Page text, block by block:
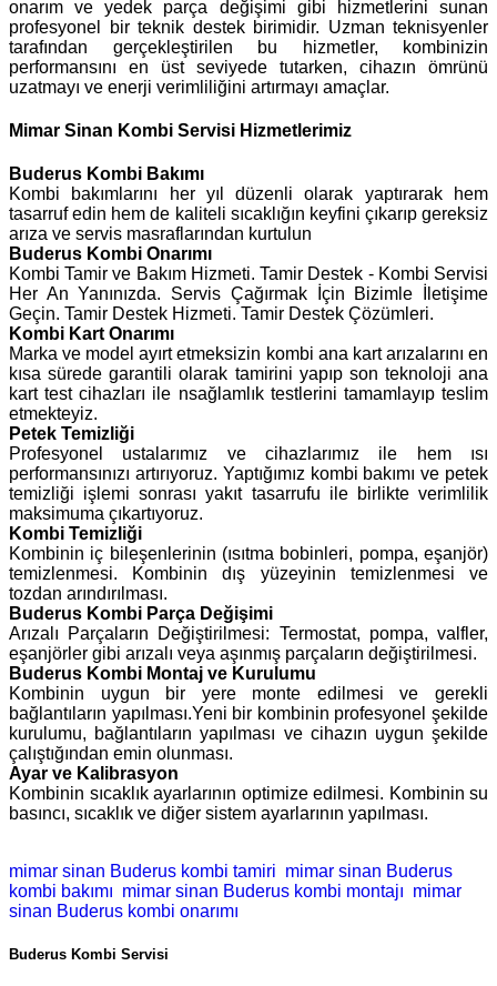
onarım ve yedek parça değişimi gibi hizmetlerini sunan
profesyonel bir teknik destek birimidir. Uzman teknisyenler
tarafından gerçekleştirilen bu hizmetler, kombinizin
performansını en üst seviyede tutarken, cihazın ömrünü
uzatmayı ve enerji verimliliğini artırmayı amaçlar.
Mimar Sinan Kombi Servisi Hizmetlerimiz
Buderus Kombi Bakımı
Kombi bakımlarını her yıl düzenli olarak yaptırarak hem
tasarruf edin hem de kaliteli sıcaklığın keyfini çıkarıp gereksiz
arıza ve servis masraflarından kurtulun
Buderus Kombi Onarımı
Kombi Tamir ve Bakım Hizmeti. Tamir Destek - Kombi Servisi
Her An Yanınızda. Servis Çağırmak İçin Bizimle İletişime
Geçin. Tamir Destek Hizmeti. Tamir Destek Çözümleri.
Kombi Kart Onarımı
Marka ve model ayırt etmeksizin kombi ana kart arızalarını en
kısa sürede garantili olarak tamirini yapıp son teknoloji ana
kart test cihazları ile nsağlamlık testlerini tamamlayıp teslim
etmekteyiz.
Petek Temizliği
Profesyonel ustalarımız ve cihazlarımız ile hem ısı
performansınızı artırıyoruz. Yaptığımız kombi bakımı ve petek
temizliği işlemi sonrası yakıt tasarrufu ile birlikte verimlilik
maksimuma çıkartıyoruz.
Kombi Temizliği
Kombinin iç bileşenlerinin (ısıtma bobinleri, pompa, eşanjör)
temizlenmesi. Kombinin dış yüzeyinin temizlenmesi ve
tozdan arındırılması.
Buderus Kombi Parça Değişimi
Arızalı Parçaların Değiştirilmesi: Termostat, pompa, valfler,
eşanjörler gibi arızalı veya aşınmış parçaların değiştirilmesi.
Buderus Kombi Montaj ve Kurulumu
Kombinin uygun bir yere monte edilmesi ve gerekli
bağlantıların yapılması.Yeni bir kombinin profesyonel şekilde
kurulumu, bağlantıların yapılması ve cihazın uygun şekilde
çalıştığından emin olunması.
Ayar ve Kalibrasyon
Kombinin sıcaklık ayarlarının optimize edilmesi. Kombinin su
basıncı, sıcaklık ve diğer sistem ayarlarının yapılması.
mimar sinan Buderus kombi tamiri mimar sinan Buderus
kombi bakımı mimar sinan Buderus kombi montajı mimar
sinan Buderus kombi onarımı
Buderus Kombi Servisi